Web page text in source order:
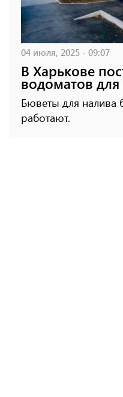
04 июля, 2025 - 09:07
В Харькове
водоматов
Бюветы для налива
работают.